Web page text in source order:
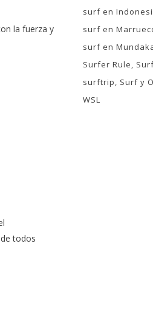
la fuerza y
todos
surf en
surf en
surf en
Surfer Rule
surftrip
Surf y
WSL